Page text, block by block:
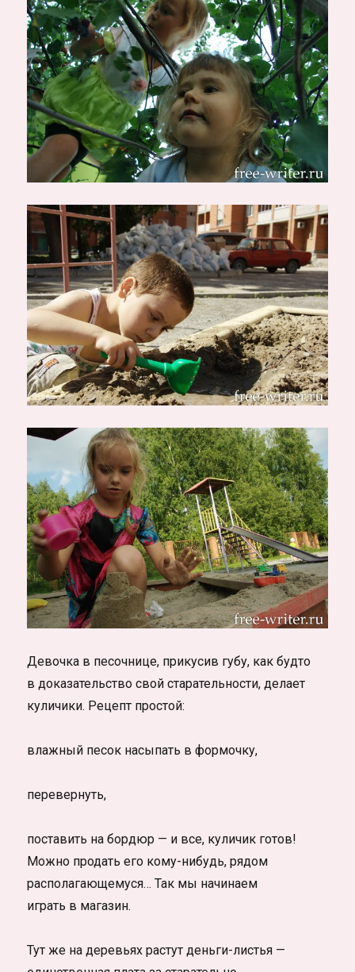
Девочка в песочнице, прикусив губу, как будто
в доказательство свой старательности, делает
куличики. Рецепт простой:
влажный песок насыпать в формочку,
перевернуть,
поставить на бордюр — и все, куличик готов!
Можно продать его кому-нибудь, рядом
располагающемуся… Так мы начинаем
играть в магазин.
Тут же на деревьях растут деньги-листья —